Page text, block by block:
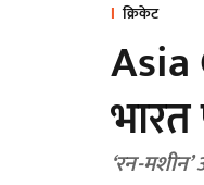
क्रिकेट
Asia
‘रन-